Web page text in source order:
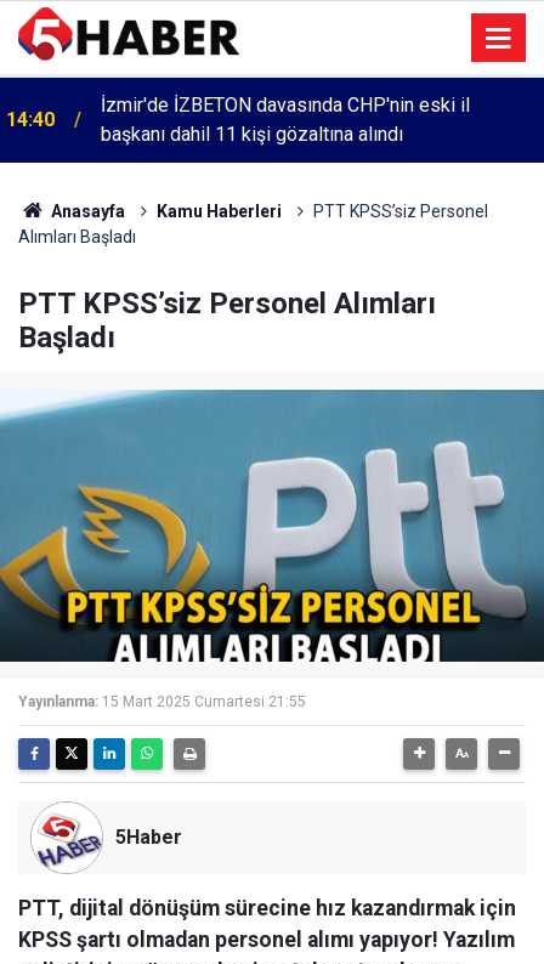
13:55
Cumartesi anneleri 1083. haftada Mehmet Özdemir
için adalet aradı
Anasayfa Kamu Haberleri
PTT KPSS’siz Personel
Alımları Başladı
PTT KPSS’siz Personel Alımları
Başladı
Yayınlanma: 15 Mart 2025 Cumartesi 21:55
5Haber
PTT, dijital dönüşüm sürecine hız kazandırmak için
KPSS şartı olmadan personel alımı yapıyor! Yazılım